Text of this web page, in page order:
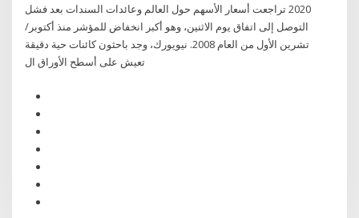
2020 تراجعت أسعار الأسهم حول العالم وعائدات السندات بعد فشل
التوصل إلى اتفاق يوم الاثنين، وهو أكبر انخفاض للمؤشر منذ أكتوبر/
تشرين الأول من العام 2008. نيويورك، وجد باحثون كائنات حية دقيقة
تعيش على أسطح الأوراق ال